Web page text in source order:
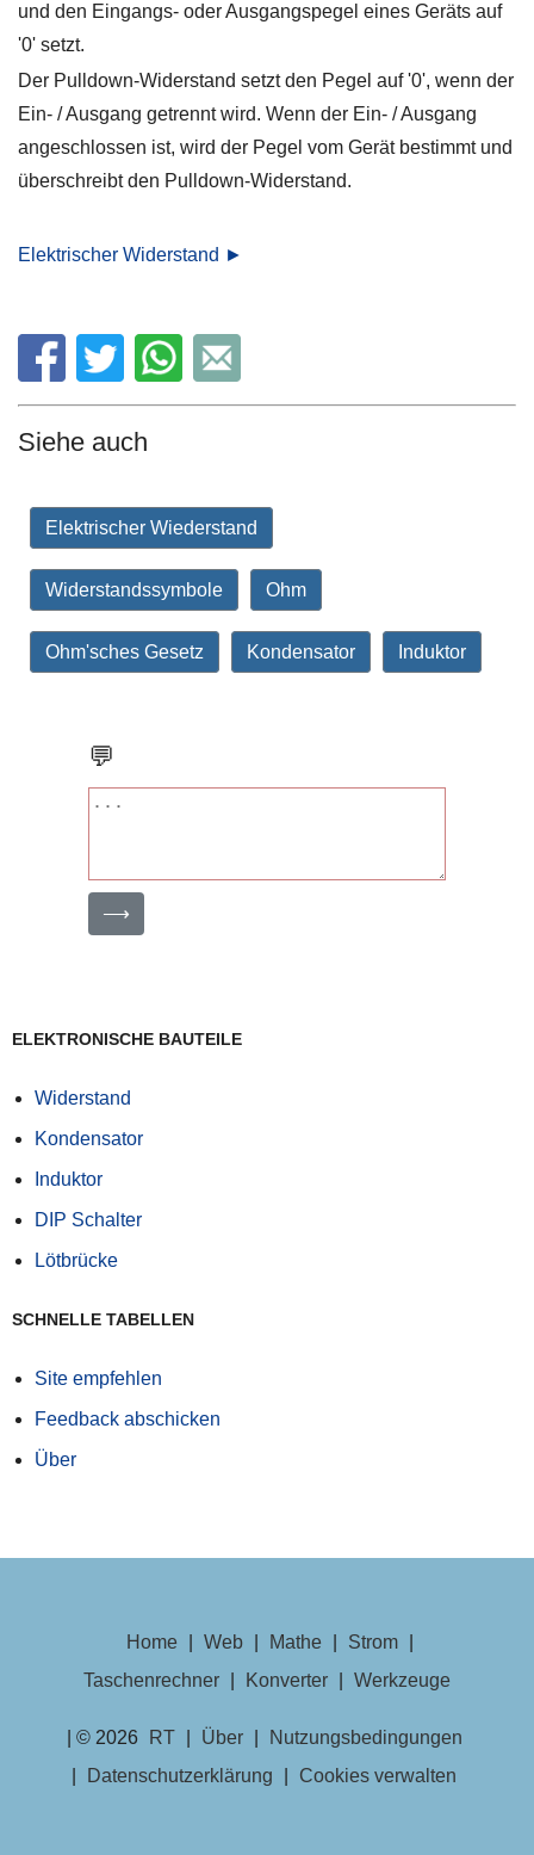
und den Eingangs- oder Ausgangspegel eines Geräts auf
'0' setzt.
Der Pulldown-Widerstand setzt den Pegel auf '0', wenn der
Ein- / Ausgang getrennt wird. Wenn der Ein- / Ausgang
angeschlossen ist, wird der Pegel vom Gerät bestimmt und
überschreibt den Pulldown-Widerstand.
Elektrischer Widerstand ►
Siehe auch
Elektrischer Wiederstand
Widerstandssymbole Ohm
Ohm'sches Gesetz Kondensator Induktor
💬
⟶
ELEKTRONISCHE BAUTEILE
Widerstand
Kondensator
Induktor
DIP Schalter
Lötbrücke
SCHNELLE TABELLEN
Site empfehlen
Feedback abschicken
Über
Home Web Mathe Strom
Taschenrechner
Konverter Werkzeuge
| © 2026 RT Über
Nutzungsbedingungen
Datenschutzerklärung Cookies verwalten